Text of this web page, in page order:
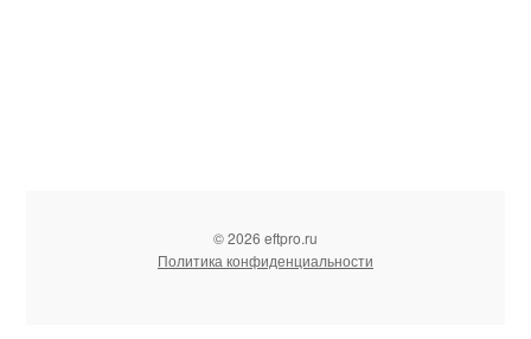
© 2026 eftpro.ru
Политика конфиденциальности